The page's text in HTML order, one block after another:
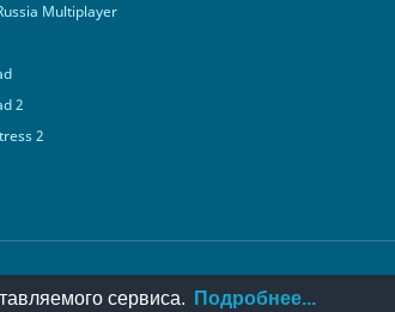
Multiplayer
2
2
© 2016-2026PlayMon::Мы ВКонтакте
сервиса.
Подробнее...